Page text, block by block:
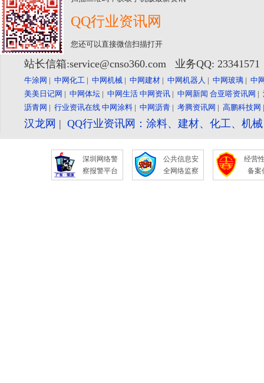
QQ行业资讯网
您还可以直接微信扫描打开
站长信箱:service@cnso360.com 业务QQ:
牛涂网 | 中网化工 | 中网机械 | 中网建材 | 中网机器人 | 中网玻璃 | 中
美美日记网 | 中网体坛 | 中网生活 中网资讯 | 中网新闻 合亚嗒资讯网 |
沥青网 | 行业资讯在线 中网涂料 | 中网沥青 | 考腾资讯网 | 高鹏科技网
汉龙网 | QQ行业资讯网：涂料、建材、化工、机
深圳网络警
察报警平台
公共信息安
全网络监察
经营
备案